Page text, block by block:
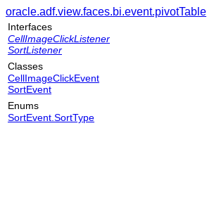
oracle.adf.view.faces.bi.event.pivotTable
Interfaces
CellImageClickListener
SortListener
Classes
CellImageClickEvent
SortEvent
Enums
SortEvent.SortType